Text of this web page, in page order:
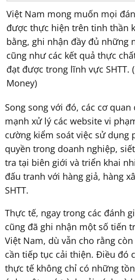
Việt Nam mong muốn mọi
được thực hiện trên tinh thần
bằng, ghi nhận đầy đủ những
cũng như các kết quả thực
đạt được trong lĩnh vực SHTT.
Money)
Song song với đó, các cơ
mạnh xử lý các website vi
cường kiểm soát việc sử dụng
quyền trong doanh nghiệp,
tra tại biên giới và triển khai
đấu tranh với hàng giả, hàng
SHTT.
Thực tế, ngay trong các đánh
cũng đã ghi nhận một số tiến
Việt Nam, dù vẫn cho rằng
cần tiếp tục cải thiện. Điều đó
thực tế không chỉ có những